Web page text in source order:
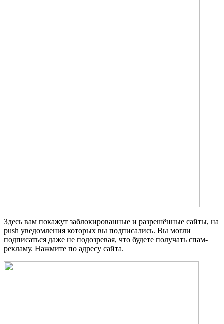
Здесь вам покажут заблокированные и разрешённые сайты, на
push уведомления которых вы подписались. Вы могли
подписаться даже не подозревая, что будете получать спам-
рекламу. Нажмите по адресу сайта.